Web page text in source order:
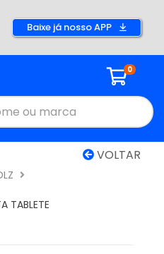
Baixe já nosso APP
0
VOLTAR
TABLETE